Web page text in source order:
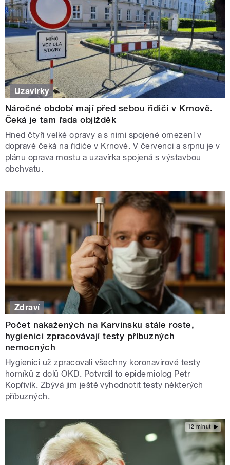
Uzavírky
Náročné období mají před sebou řidiči v Krnově.
Čeká je tam řada objížděk
Hned čtyři velké opravy a s nimi spojené omezení v
dopravě čeká na řidiče v Krnově. V červenci a srpnu je v
plánu oprava mostu a uzavírka spojená s výstavbou
obchvatu.
Zdraví
Počet nakažených na Karvinsku stále roste,
hygienici zpracovávají testy příbuzných
nemocných
Hygienici už zpracovali všechny koronavirové testy
horníků z dolů OKD. Potvrdil to epidemiolog Petr
Kopřivík. Zbývá jim ještě vyhodnotit testy některých
příbuzných.
12 minut